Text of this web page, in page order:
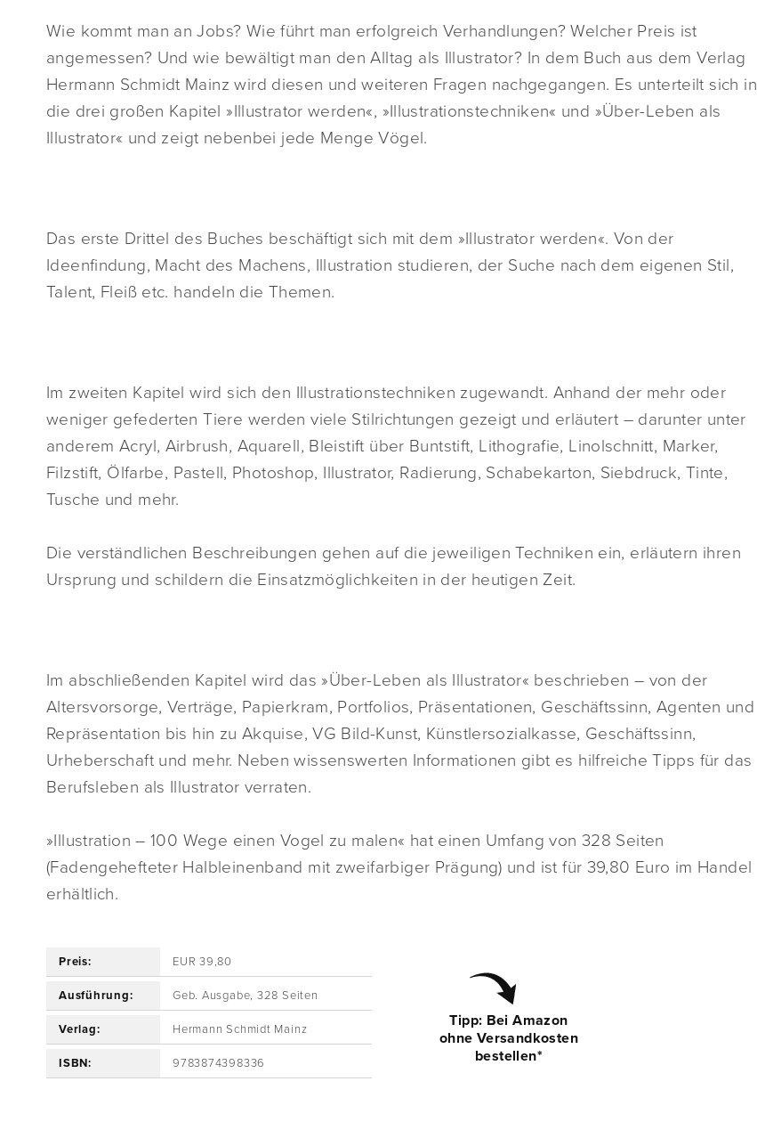
Wie kommt man an Jobs? Wie führt man erfolgreich Verhandlungen? Welcher Preis ist
angemessen? Und wie bewältigt man den Alltag als Illustrator? In dem Buch aus dem Verlag
Hermann Schmidt Mainz wird diesen und weiteren Fragen nachgegangen. Es unterteilt sich in
die drei großen Kapitel »Illustrator werden«, »Illustrationstechniken« und »Über-Leben als
Illustrator« und zeigt nebenbei jede Menge Vögel.
Das erste Drittel des Buches beschäftigt sich mit dem »Illustrator werden«. Von der
Ideenfindung, Macht des Machens, Illustration studieren, der Suche nach dem eigenen Stil,
Talent, Fleiß etc. handeln die Themen.
Im zweiten Kapitel wird sich den Illustrationstechniken zugewandt. Anhand der mehr oder
weniger gefederten Tiere werden viele Stilrichtungen gezeigt und erläutert – darunter unter
anderem Acryl, Airbrush, Aquarell, Bleistift über Buntstift, Lithografie, Linolschnitt, Marker,
Filzstift, Ölfarbe, Pastell, Photoshop, Illustrator, Radierung, Schabekarton, Siebdruck, Tinte,
Tusche und mehr.
Die verständlichen Beschreibungen gehen auf die jeweiligen Techniken ein, erläutern ihren
Ursprung und schildern die Einsatzmöglichkeiten in der heutigen Zeit.
Im abschließenden Kapitel wird das »Über-Leben als Illustrator« beschrieben – von der
Altersvorsorge, Verträge, Papierkram, Portfolios, Präsentationen, Geschäftssinn, Agenten und
Repräsentation bis hin zu Akquise, VG Bild-Kunst, Künstlersozialkasse, Geschäftssinn,
Urheberschaft und mehr. Neben wissenswerten Informationen gibt es hilfreiche Tipps für das
Berufsleben als Illustrator verraten.
»Illustration – 100 Wege einen Vogel zu malen« hat einen Umfang von 328 Seiten
(Fadengehefteter Halbleinenband mit zweifarbiger Prägung) und ist für 39,80 Euro im Handel
erhältlich.
Preis: EUR 39,80
Ausführung: Geb. Ausgabe, 328 Seiten
Verlag: Hermann Schmidt Mainz
ISBN: 9783874398336
Tipp: Bei Amazon
ohne Versandkosten
bestellen*